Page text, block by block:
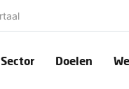
Doelen